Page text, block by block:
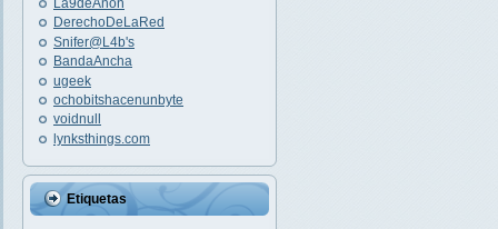
La9deAnon
DerechoDeLaRed
Snifer@L4b's
BandaAncha
ugeek
ochobitshacenunbyte
voidnull
lynksthings.com
Etiquetas